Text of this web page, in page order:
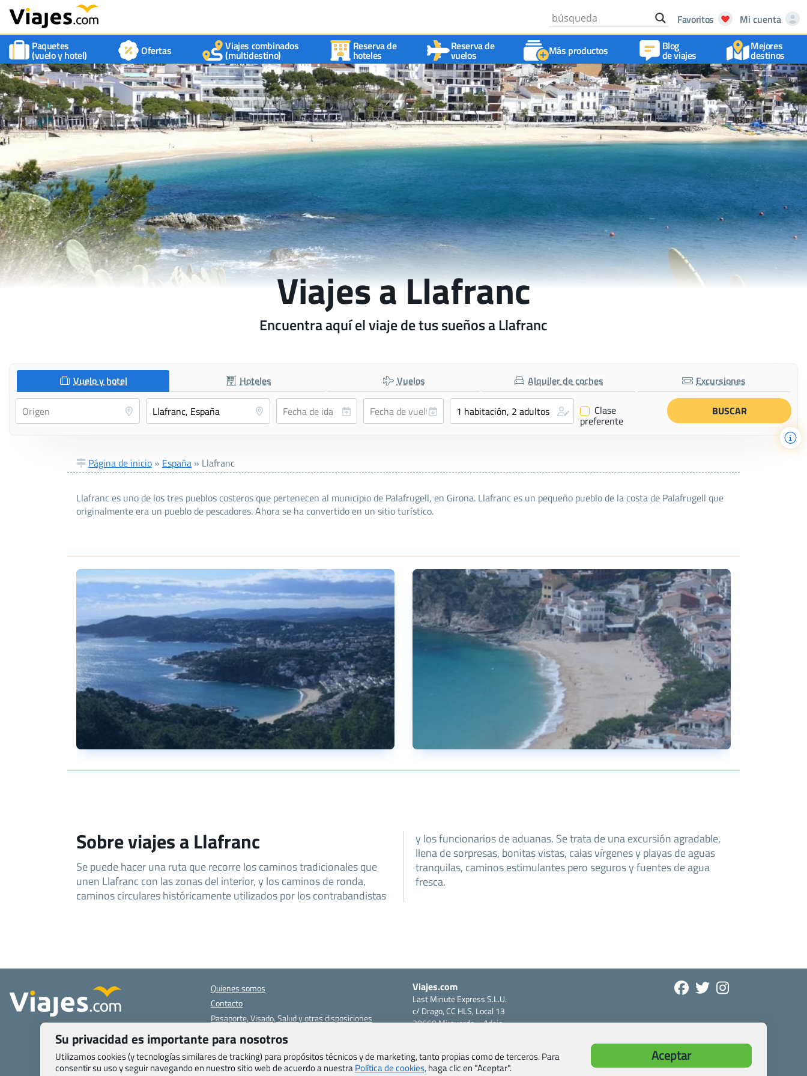
Favoritos
Mi cuenta
Paquetes
(vuelo y hotel) Ofertas Viajes combinados
(multidestino)
Reserva de
hoteles
Reserva de
vuelos Más productos Blog
de viajes
Mejores
destinos
Viajes a Llafranc
Encuentra aquí el viaje de tus sueños a Llafranc
Vuelo y hotel Hoteles Vuelos Alquiler de coches Excursiones
✔ Clase
preferente
Página de inicio » España » Llafranc
Llafranc es uno de los tres pueblos costeros que pertenecen al municipio de Palafrugell, en Girona. Llafranc es un pequeño pueblo de la costa de Palafrugell que
originalmente era un pueblo de pescadores. Ahora se ha convertido en un sitio turístico.
Sobre viajes a Llafranc
Se puede hacer una ruta que recorre los caminos tradicionales que
unen Llafranc con las zonas del interior, y los caminos de ronda,
caminos circulares históricamente utilizados por los contrabandistas
y los funcionarios de aduanas. Se trata de una excursión agradable,
llena de sorpresas, bonitas vistas, calas vírgenes y playas de aguas
tranquilas, caminos estimulantes pero seguros y fuentes de agua
fresca.
Quienes somos
Contacto
Pasaporte, Visado, Salud y otras disposiciones
Blog de Viajes.com
Registro de agencias
Preguntas frecuentes
Viajes.com
Last Minute Express S.L.U.
c/ Drago, CC HLS, Local 13
38660 Miraverde – Adeje
Tfno: +34 922-97-17-27
Su privacidad es importante para nosotros
Utilizamos cookies (y tecnologías similares de tracking) para propósitos técnicos y de marketing, tanto propias como de terceros. Para
consentir su uso y seguir navegando en nuestro sitio web de acuerdo a nuestraPolítica de cookies,haga clic en "Aceptar".
Aceptar